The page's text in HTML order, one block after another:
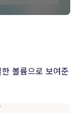
볼륨으로 보여준